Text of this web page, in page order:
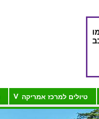
טיולים למרכז אמריקה